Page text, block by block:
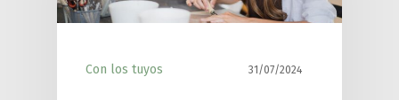
Con los tuyos 31/07/2024